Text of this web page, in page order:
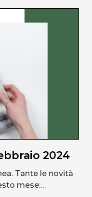
2024
Tante le novità
mese:…